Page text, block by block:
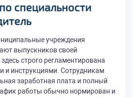
специальности
учреждения
выпускников своей
строго регламентирована
и инструкциями. Сотрудникам
заработная плата и полный
работы обычно нормирован и